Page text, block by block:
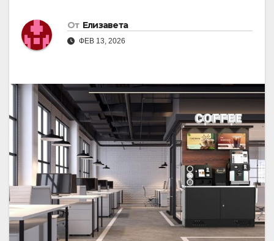
От Елизавета
ФЕВ 13, 2026